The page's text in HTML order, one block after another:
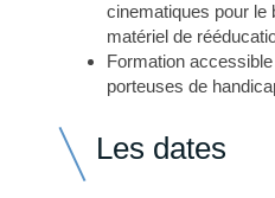
cinematiques pour le
matériel de
Formation
porteuses de
Les dates